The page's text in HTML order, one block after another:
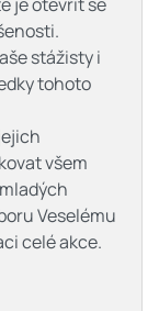
stážisty i
tohoto
všem
Veselému
celé akce.